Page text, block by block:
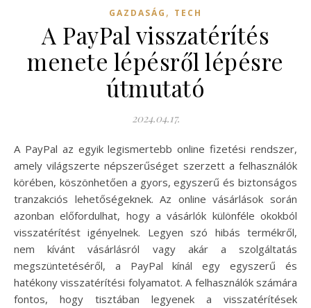
GAZDASÁG , TECH
A PayPal visszatérítés
menete lépésről lépésre
útmutató
2024.04.17.
A PayPal az egyik legismertebb online fizetési rendszer,
amely világszerte népszerűséget szerzett a felhasználók
körében, köszönhetően a gyors, egyszerű és biztonságos
tranzakciós lehetőségeknek. Az online vásárlások során
azonban előfordulhat, hogy a vásárlók különféle okokból
visszatérítést igényelnek. Legyen szó hibás termékről,
nem kívánt vásárlásról vagy akár a szolgáltatás
megszüntetéséről, a PayPal kínál egy egyszerű és
hatékony visszatérítési folyamatot. A felhasználók számára
fontos, hogy tisztában legyenek a visszatérítések